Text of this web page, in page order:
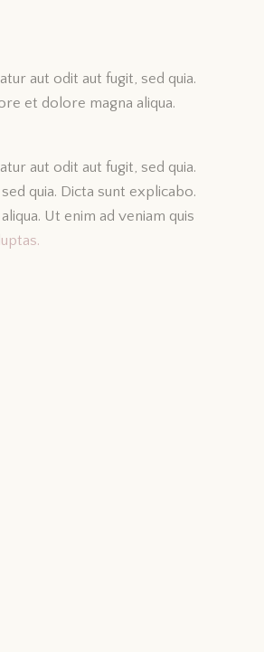
aut odit aut fugit, sed quia.
et dolore magna aliqua.
aut odit aut fugit, sed quia.
quia. Dicta sunt explicabo.
Ut enim ad veniam quis